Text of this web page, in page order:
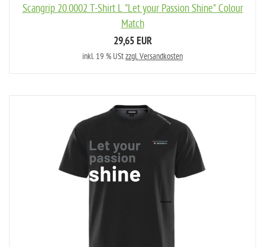
Scangrip 20.0002 T-Shirt L "Let your Passion Shine" Colour
Match
29,65 EUR
inkl. 19 % UStzzgl. Versandkosten